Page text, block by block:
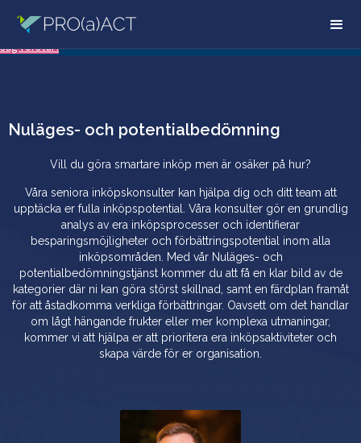
information.Läs mer
Jag förstår!
Nuläges- och potentialbedömning
Vill du göra smartare inköp men är osäker på hur?
Våra seniora inköpskonsulter kan hjälpa dig och ditt team att
upptäcka er fulla inköpspotential. Våra konsulter gör en grundlig
analys av era inköpsprocesser och identifierar
besparingsmöjligheter och förbättringspotential inom alla
inköpsområden. Med vår Nuläges- och
potentialbedömningstjänst kommer du att få en klar bild av de
kategorier där ni kan göra störst skillnad, samt en färdplan framåt
för att åstadkomma verkliga förbättringar. Oavsett om det handlar
om lågt hängande frukter eller mer komplexa utmaningar,
kommer vi att hjälpa er att prioritera era inköpsaktiviteter och
skapa värde för er organisation.